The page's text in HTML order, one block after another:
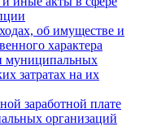
об имуществе и
характера
муниципальных
затратах на их
заработной плате
организаций